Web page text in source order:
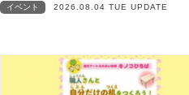
イベント 2026.08.04 TUE UPDATE